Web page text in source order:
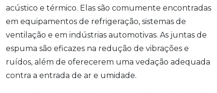
acústico e térmico. Elas são comumente encontradas
em equipamentos de refrigeração, sistemas de
ventilação e em indústrias automotivas. As juntas de
espuma são eficazes na redução de vibrações e
ruídos, além de oferecerem uma vedação adequada
contra a entrada de ar e umidade.